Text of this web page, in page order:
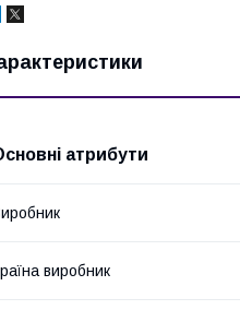
атрибути
виробник